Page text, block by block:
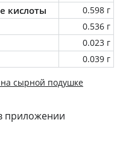
кислоты
0.598 г
0.536 г
0.023 г
0.039 г
сырной подушке
приложении